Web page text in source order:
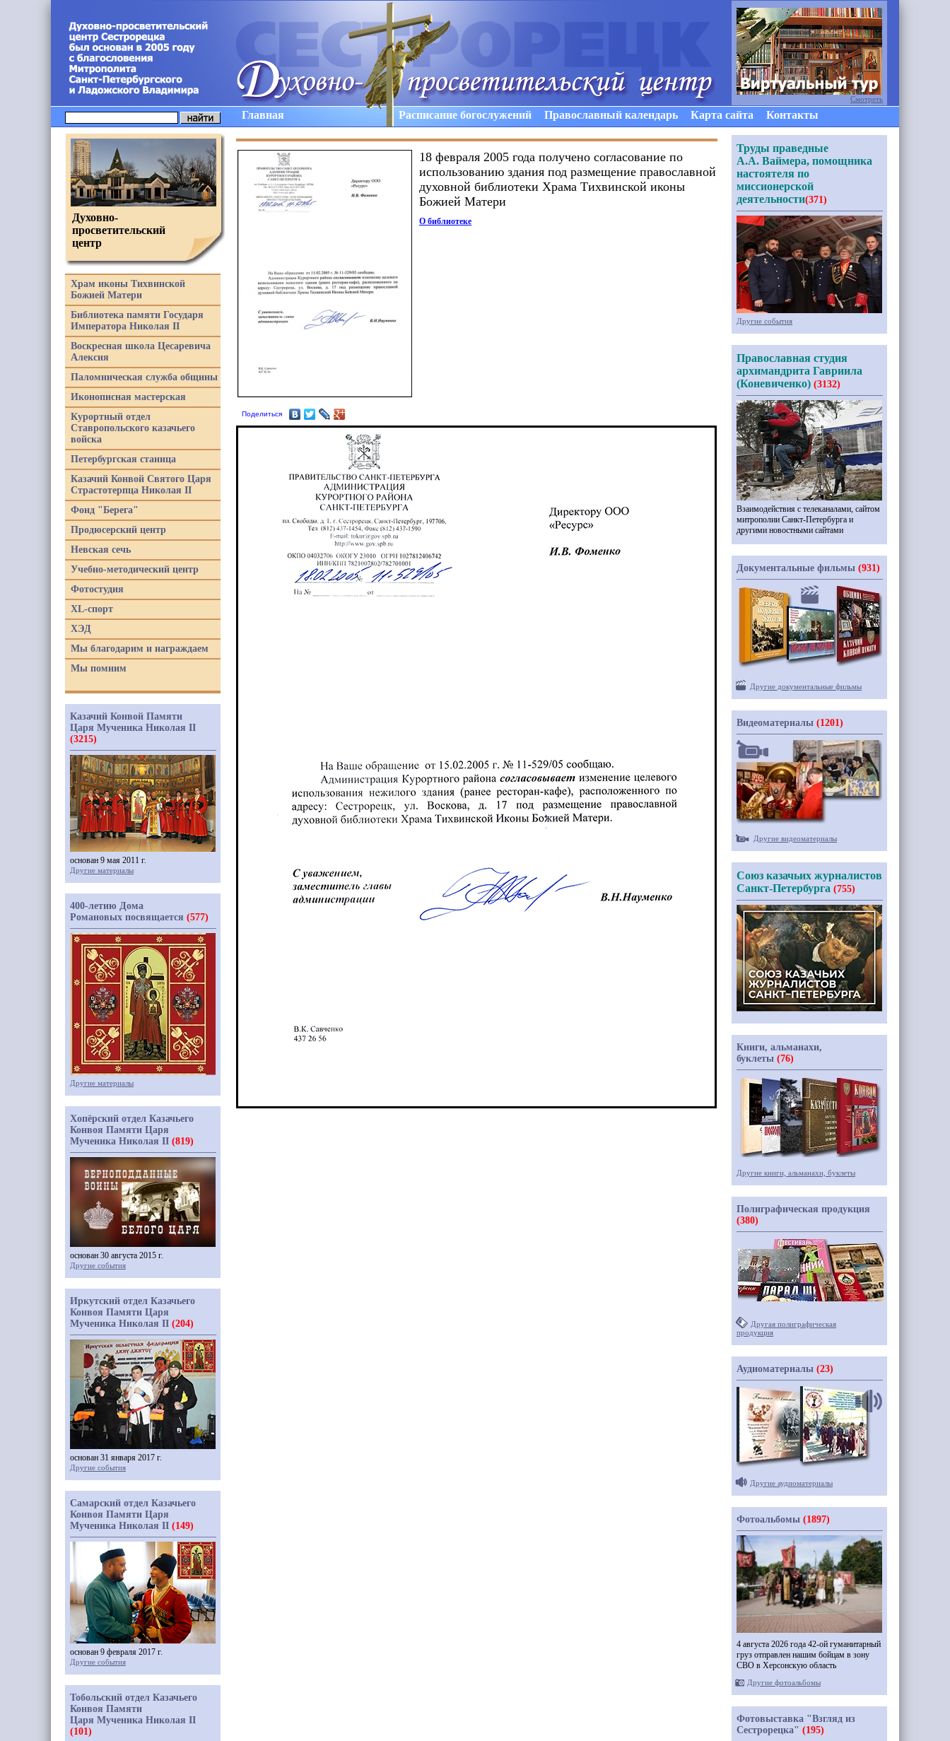
Главная Расписание богослужений Православный календарь Карта сайта Контакты
Поделиться
18 февраля 2005 года получено согласование по
использованию здания под размещение православной
духовной библиотеки Храма Тихвинской иконы
Божией Матери
О библиотеке
Духовно-
просветительский
центр
Храм иконы Тихвинской
Божией Матери
Библиотека памяти Государя
Императора Николая II
Воскресная школа Цесаревича
Алексия
Паломническая служба общины
Иконописная мастерская
Курортный отдел
Ставропольского казачьего
войска
Петербургская станица
Казачий Конвой Святого Царя
Страстотерпца Николая II
Фонд "Берега"
Продюсерский центр
Невская сечь
Учебно-методический центр
Фотостудия
XL-спорт
ХЭД
Мы благодарим и награждаем
Мы помним
Казачий Конвой Памяти
Царя Мученика Николая II
(3215)
основан 9 мая 2011 г.
Другие материалы
400-летию Дома
Романовых посвящается (577)
Другие материалы
Хопёрский отдел Казачьего
Конвоя Памяти Царя
Мученика Николая II (819)
основан 30 августа 2015 г.
Другие события
Иркутский отдел Казачьего
Конвоя Памяти Царя
Мученика Николая II (204)
основан 31 января 2017 г.
Другие события
Самарский отдел Казачьего
Конвоя Памяти Царя
Мученика Николая II (149)
основан 9 февраля 2017 г.
Другие события
Тобольский отдел Казачьего
Конвоя Памяти
Царя Мученика Николая II
(101)
Смотреть
Труды праведные
А.А. Ваймера, помощника
настоятеля по
миссионерской
деятельности(371)
Другие события
Православная студия
архимандрита Гавриила
(Коневиченко) (3132)
Взаимодействия с телеканалами, сайтом
митрополии Санкт-Петербурга и
другими новостными сайтами
Документальные фильмы (931)
Другие документальные фильмы
Видеоматериалы (1201)
Другие видеоматериалы
Союз казачьих журналистов
Санкт-Петербурга (755)
Книги, альманахи,
буклеты (76)
Другие книги, альманахи, буклеты
Полиграфическая продукция
(380)
Другая полиграфическая
продукция
Аудиоматериалы (23)
Другие аудиоматериалы
Фотоальбомы (1897)
4 августа 2026 года 42-ой гуманитарный
груз отправлен нашим бойцам в зону
СВО в Херсонскую область
Другие фотоальбомы
Фотовыставка "Взгляд из
Сестрорецка" (195)